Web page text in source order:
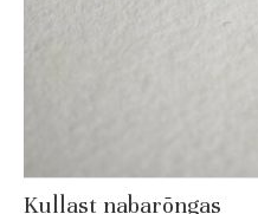
Kullast nabarõngas